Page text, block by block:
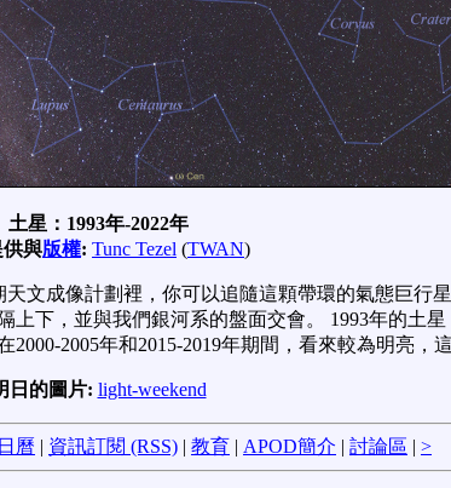
土星：1993年-2022年
與版權: Tunc Tezel (TWAN)
文成像計劃裡，你可以追隨這顆帶環的氣態巨行星
下，並與我們銀河系的盤面交會。 1993年的土
2005年和2015-2019年期間，看來較為明亮，
日的圖片: light-weekend
日曆 | 資訊訂閱 (RSS) | 教育 | APOD簡介 | 討論區 | >